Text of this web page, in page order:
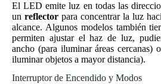
El LED emite luz en todas las
un reflector para concentrar la luz
alcance. Algunos modelos también
permiten ajustar el haz de luz,
ancho (para iluminar áreas cercanas)
iluminar objetos a mayor distancia).
Interruptor de Encendido y Modos